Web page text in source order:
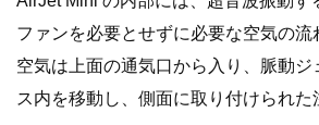
ファンを必要とせずに必要な空気の流
空気は上面の通気口から入り、脈動ジ
ス内を移動し、側面に取り付けられた